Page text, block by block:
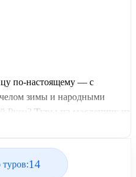
по-настоящему — с
зимы и народными
Руси? Туры на масленицу из
возможность погрузиться в
славянской
— это участие в живом
частью традиции.
14